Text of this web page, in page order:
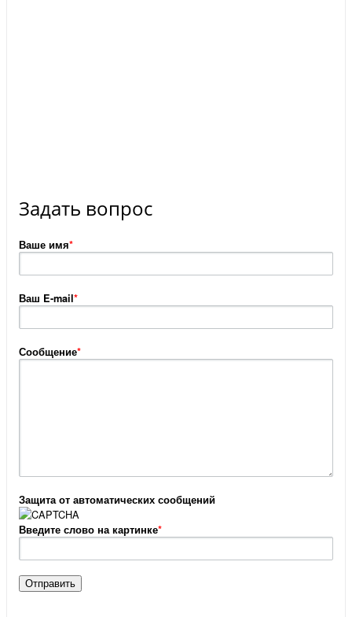
Задать вопрос
Ваше имя*
Ваш E-mail*
Сообщение*
Защита от автоматических сообщений
Введите слово на картинке*